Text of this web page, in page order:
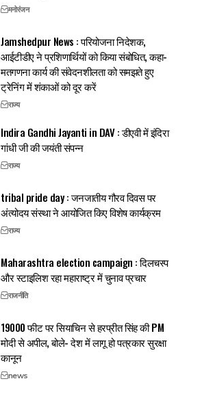
मनोरंजन
Jamshedpur News : परियोजना निदेशक,
आईटीडीए ने प्रशिणार्थियों को किया संबोधित, कहा-
मतगणना कार्य की संवेदनशीलता को समझते हुए
ट्रेनिंग में शंकाओं को दूर करें
राज्य
Indira Gandhi Jayanti in DAV : डीएवी में इंदिरा
गांधी जी की जयंती संपन्न
राज्य
tribal pride day : जनजातीय गौरव दिवस पर
अंत्योदय संस्था ने आयोजित किए विशेष कार्यक्रम
राज्य
Maharashtra election campaign : दिलचस्प
और स्टाइलिश रहा महाराष्ट्र में चुनाव प्रचार
राजनीति
19000 फीट पर सियाचिन से हरप्रीत सिंह की PM
मोदी से अपील, बोले- देश में लागू हो पत्रकार सुरक्षा
कानून
news